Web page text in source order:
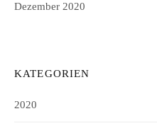
Dezember 2020
KATEGORIEN
2020